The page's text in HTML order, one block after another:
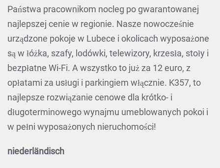
Państwa pracownikom nocleg po gwarantowanej
najlepszej cenie w regionie. Nasze nowocześnie
urządzone pokoje w Lubece i okolicach wyposażone
są w łóżka, szafy, lodówki, telewizory, krzesła, stoły i
bezpłatne Wi-Fi. A wszystko to już za 12 euro, z
opłatami za usługi i parkingiem włącznie. K357, to
najlepsze rozwiązanie cenowe dla krótko- i
długoterminowego wynajmu umeblowanych pokoi i
w pełni wyposażonych nieruchomości!
niederländisch